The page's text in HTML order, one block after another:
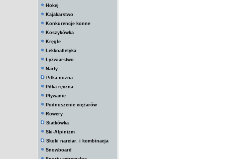
Hokej
Kajakarstwo
Konkurencje konne
Koszykówka
Kręgle
Lekkoatletyka
Łyżwiarstwo
Narty
Piłka nożna
Piłka ręczna
Pływanie
Podnoszenie ciężarów
Rowery
Siatkówka
Ski-Alpinizm
Skoki narciar. i kombinacja
Snowboard